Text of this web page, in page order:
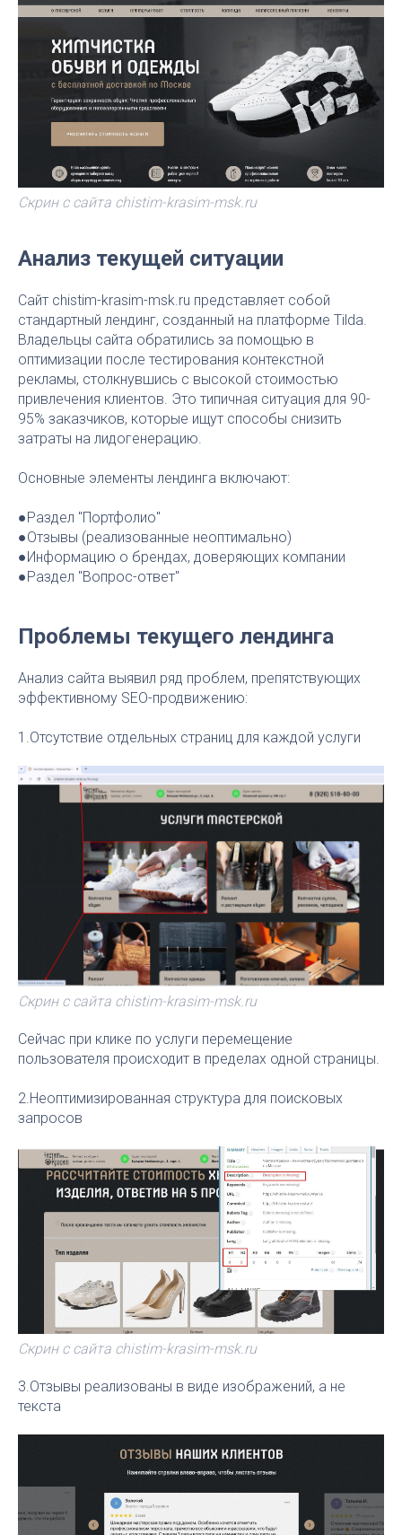
Скрин с сайта chistim-krasim-msk.ru
Анализ текущей ситуации
Сайт chistim-krasim-msk.ru представляет собой
стандартный лендинг, созданный на платформе Tilda.
Владельцы сайта обратились за помощью в
оптимизации после тестирования контекстной
рекламы, столкнувшись с высокой стоимостью
привлечения клиентов. Это типичная ситуация для 90-
95% заказчиков, которые ищут способы снизить
затраты на лидогенерацию.
Основные элементы лендинга включают:
●Раздел "Портфолио"
●Отзывы (реализованные неоптимально)
●Информацию о брендах, доверяющих компании
●Раздел "Вопрос-ответ"
Проблемы текущего лендинга
Анализ сайта выявил ряд проблем, препятствующих
эффективному SEO-продвижению:
1.Отсутствие отдельных страниц для каждой услуги
Скрин с сайта chistim-krasim-msk.ru
Сейчас при клике по услуги перемещение
пользователя происходит в пределах одной страницы.
2.Неоптимизированная структура для поисковых
запросов
Скрин с сайта chistim-krasim-msk.ru
3.Отзывы реализованы в виде изображений, а не
текста